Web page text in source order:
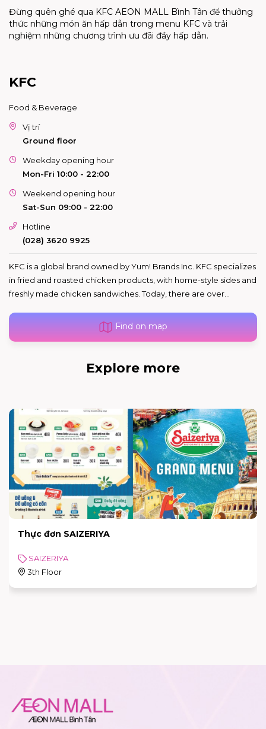
Đừng quên ghé qua KFC AEON MALL Bình Tân để thưởng
thức những món ăn hấp dẫn trong menu KFC và trải
nghiệm những chương trình ưu đãi đầy hấp dẫn.
KFC
Food & Beverage
Vị trí
Ground floor
Weekday opening hour
Mon-Fri 10:00 - 22:00
Weekend opening hour
Sat-Sun 09:00 - 22:00
Hotline
(028) 3620 9925
KFC is a global brand owned by Yum! Brands Inc. KFC specializes
in fried and roasted chicken products, with home-style sides and
freshly made chicken sandwiches. Today, there are over...
Find on map
Explore more
Thực đơn SAIZERIYA
SAIZERIYA
3th Floor